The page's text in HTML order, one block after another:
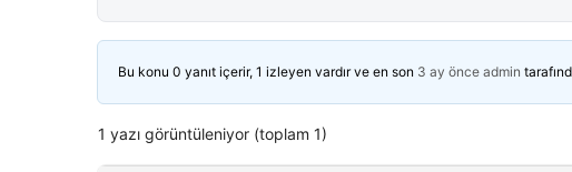
Bu konu 0 yanıt içerir, 1 izleyen vardır ve en son 3 ay önce admin
1 yazı görüntüleniyor (toplam 1)